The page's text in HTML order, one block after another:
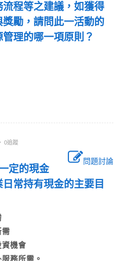
程等之建議，如獲得
勵，請問此一活動的
管理的哪一項原則？
0追蹤
問題討論
定的現金
常持有現金的主要目
需
資機會
務所需。